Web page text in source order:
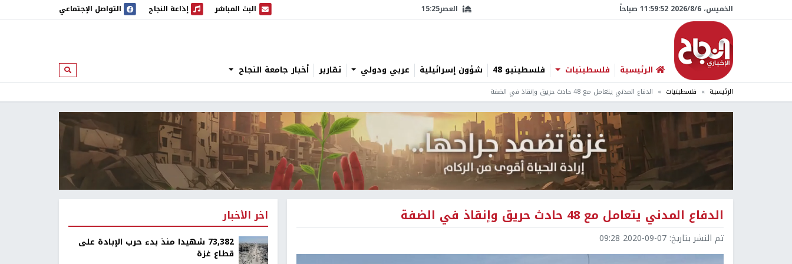
الخميس، 6/‏8/‏2026 11:59:52 صباحاً العصر15:25 البث المباشر
البث المباشر إذاعة النجاح
إذاعة النجاح التواصل الإجتماعي
الرئيسية فلسطينيات فلسطينيو 48 شؤون إسرائيلية عربي ودولي تقارير أخبار جامعة النجاح ابحث
الرئيسية فلسطينيات الدفاع المدني يتعامل مع 48 حادث حريق وإنقاذ في الضفة
الدفاع المدني يتعامل مع 48 حادث حريق وإنقاذ في الضفة
تم النشر بتاريخ: 2020-09-07 09:28
اخر الأخبار
73,382 شهيدا منذ بدء حرب الإبادة على
قطاع غزة